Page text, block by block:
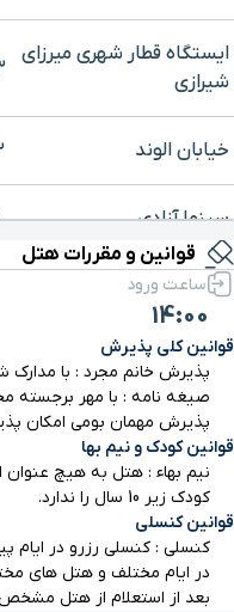
ایستگاه قطار شهری میرزای
شیرازی
۳ دقیقه با
خیابان الوند ۳ دقیقه
سینما آزادی
رستوران ارکیده
میدان آژانتین
نایب ساعی ۴ دقیقه
بیمارستان دی
رستوران خان جان
قوانین و مقررات هتل
ساعت ورود
14:00
قوانین کلی پذیرش
پذیرش خانم مجرد : با مدارک
صیغه نامه : با مهر برجسته
پذیرش مهمان بومی امکان
قوانین کودک و نیم بها
نیم بهاء : هتل به هیچ عنوان
کودک زیر 10 سال را ندارد.
قوانین کنسلی
کنسلی : کنسلی رزرو در ایام
در ایام مختلف و هتل های
بعد از استعلام از هتل